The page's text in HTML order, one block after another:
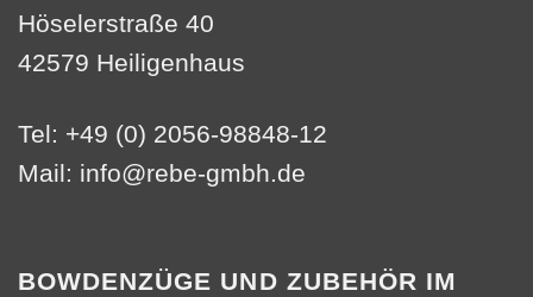
Höselerstraße 40
42579 Heiligenhaus
Tel: +49 (0) 2056-98848-12
Mail: info@rebe-gmbh.de
BOWDENZÜGE UND ZUBEHÖR IM